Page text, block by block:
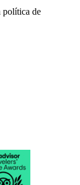
política de